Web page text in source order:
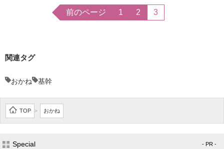
前のページ 1 2 3
関連タグ
おかね 基幹
TOP > おかね
Special - PR -